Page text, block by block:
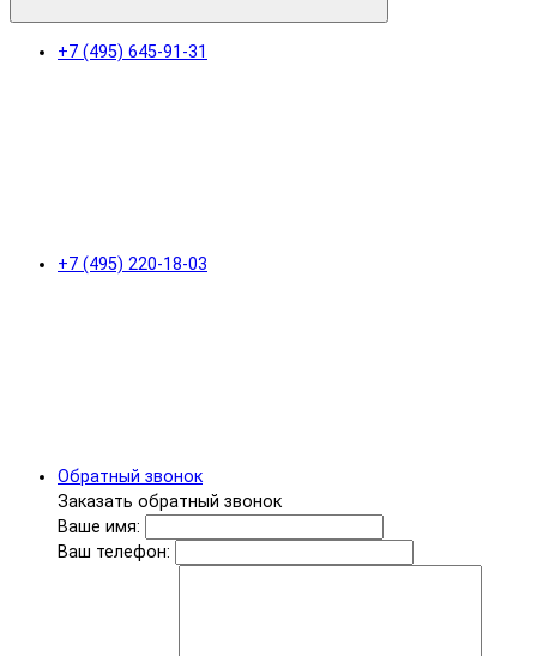
+7 (495) 645-91-31
+7 (495) 220-18-03
Обратный звонок
Заказать обратный звонок
Ваше имя:
Ваш телефон: